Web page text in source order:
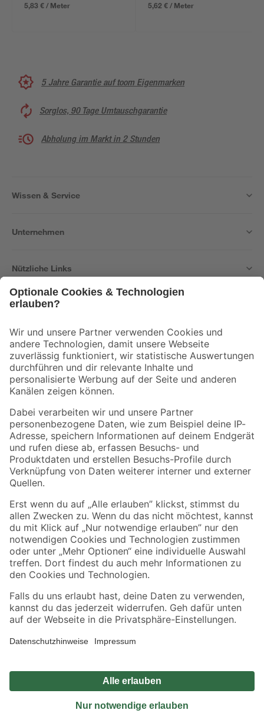
5,83 € / Meter 5,62 € / Meter
5 Jahre Garantie auf toom Eigenmarken
Sorglos, 90 Tage Umtauschgarantie
Abholung im Markt in 2 Stunden
Wissen & Service
Unternehmen
Nützliche Links
Der toom Newsletter: Keine Angebote und Aktionen mehr verpassen!
Zur Newsletter Anmeldung
Folge uns
Zahlungsarten Versandarten
Sicher einkaufen
Jetzt die toom-App herunterladen
Alle Preisangaben in EUR inkl. gesetzl. MwSt.. Die dargestellten Angebote sind unter
Umständen nicht in allen Märkten verfügbar. Die angegebenen Verfügbarkeiten beziehen
Produkte nur solange der Vorrat reicht.
*Paketversand ab 59 € versandkostenfrei, gilt nicht für Artikel mit Speditionsversand, hier
Privatsphäre Impressum
Nutzungsbedingungen
Widerrufsrecht
Vertrag widerrufen